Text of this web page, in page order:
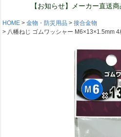
【お知らせ】メーカー直送
HOME 金物・防災用品
接合金物
八幡ねじ ゴムワッシャー M6×13×1.5mm 4